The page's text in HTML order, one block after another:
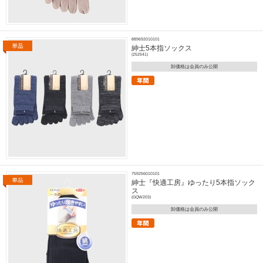
889692010101
紳士5本指ソックス
(252541)
卸価格は会員のみ公開
759256010101
紳士『快適工房』ゆったり5本指ソック
ス
(GQW203)
卸価格は会員のみ公開